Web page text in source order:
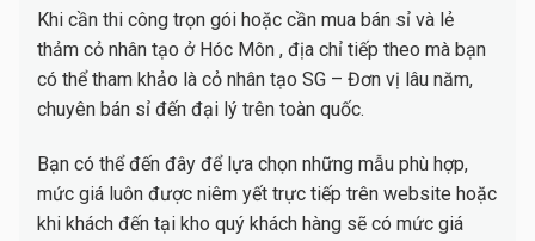
Khi cần thi công trọn gói hoặc cần mua bán sỉ và lẻ
thảm cỏ nhân tạo ở Hóc Môn , địa chỉ tiếp theo mà bạn
có thể tham khảo là cỏ nhân tạo SG – Đơn vị lâu năm,
chuyên bán sỉ đến đại lý trên toàn quốc.
Bạn có thể đến đây để lựa chọn những mẫu phù hợp,
mức giá luôn được niêm yết trực tiếp trên website hoặc
khi khách đến tại kho quý khách hàng sẽ có mức giá